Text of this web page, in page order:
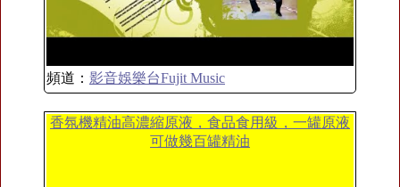
頻道： 影音娛樂台Fujit Music
香氛機精油高濃縮原液，食品食用級，一罐原液
可做幾百罐精油